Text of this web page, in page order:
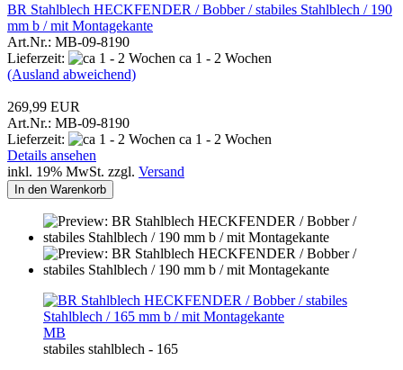
BR Stahlblech HECKFENDER / Bobber / stabiles Stahlblech / 190
mm b / mit Montagekante
Art.Nr.: MB-09-8190
Lieferzeit:
ca 1 - 2 Wochen
(Ausland abweichend)
269,99 EUR
Art.Nr.: MB-09-8190
Lieferzeit:
ca 1 - 2 Wochen
Details ansehen
inkl. 19% MwSt. zzgl. Versand
In den Warenkorb
MB
stabiles stahlblech - 165